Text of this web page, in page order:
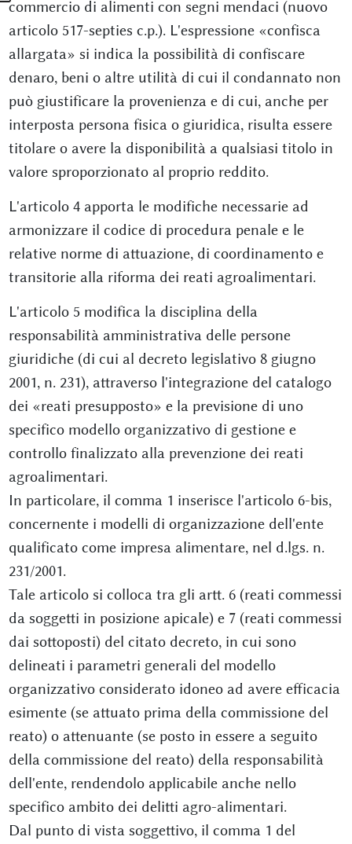
commercio di alimenti con segni mendaci (nuovo
articolo 517-septies c.p.). L'espressione «confisca
allargata» si indica la possibilità di confiscare
denaro, beni o altre utilità di cui il condannato non
può giustificare la provenienza e di cui, anche per
interposta persona fisica o giuridica, risulta essere
titolare o avere la disponibilità a qualsiasi titolo in
valore sproporzionato al proprio reddito.
L'articolo 4 apporta le modifiche necessarie ad
armonizzare il codice di procedura penale e le
relative norme di attuazione, di coordinamento e
transitorie alla riforma dei reati agroalimentari.
L'articolo 5 modifica la disciplina della
responsabilità amministrativa delle persone
giuridiche (di cui al decreto legislativo 8 giugno
2001, n. 231), attraverso l'integrazione del catalogo
dei «reati presupposto» e la previsione di uno
specifico modello organizzativo di gestione e
controllo finalizzato alla prevenzione dei reati
agroalimentari.
In particolare, il comma 1 inserisce l'articolo 6-bis,
concernente i modelli di organizzazione dell'ente
qualificato come impresa alimentare, nel d.lgs. n.
231/2001.
Tale articolo si colloca tra gli artt. 6 (reati commessi
da soggetti in posizione apicale) e 7 (reati commessi
dai sottoposti) del citato decreto, in cui sono
delineati i parametri generali del modello
organizzativo considerato idoneo ad avere efficacia
esimente (se attuato prima della commissione del
reato) o attenuante (se posto in essere a seguito
della commissione del reato) della responsabilità
dell'ente, rendendolo applicabile anche nello
specifico ambito dei delitti agro-alimentari.
Dal punto di vista soggettivo, il comma 1 del